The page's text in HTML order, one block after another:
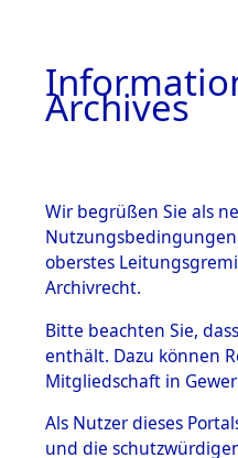
BESTÄNDE
1.
mente
5. Verschiedenes
Archives
Wir begrüßen Sie als
Nutzungsbedingungen
oberstes
Archivrecht.
Bitte beachten Sie,
enthält. Dazu können
Mitgliedschaft in
Als Nutzer dieses
und die